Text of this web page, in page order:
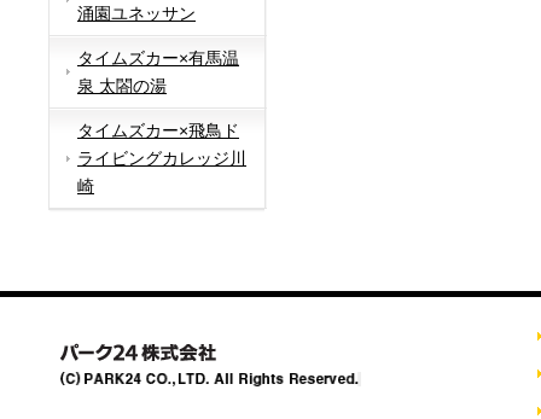
涌園ユネッサン
タイムズカー×有馬温
泉 太閤の湯
タイムズカー×飛鳥ド
ライビングカレッジ川
崎